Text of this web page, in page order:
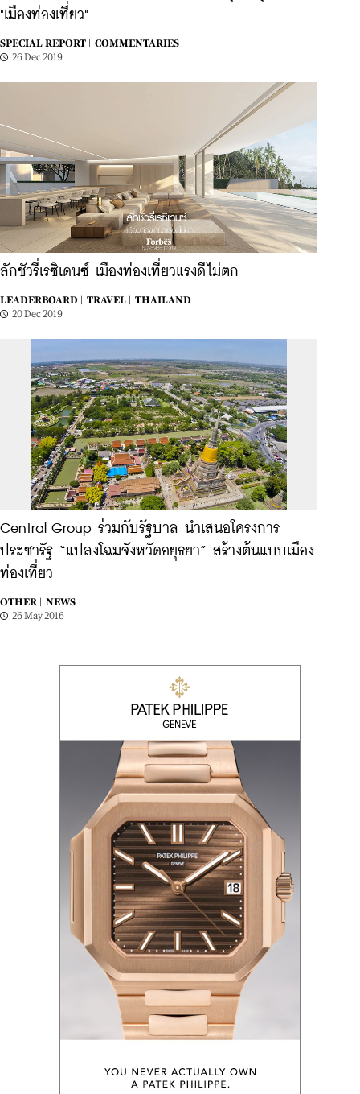
"เมืองท่องเที่ยว"
SPECIAL REPORT |
COMMENTARIES
26 Dec 2019
ลักชัวรี่เรซิเดนซ์ เมืองท่องเที่ยวแรงดีไม่ตก
LEADERBOARD | TRAVEL |
THAILAND
20 Dec 2019
Central Group ร่วมกับรัฐบาล นำเสนอโครงการ
ประชารัฐ “แปลงโฉมจังหวัดอยุธยา” สร้างต้นแบบเมือง
ท่องเที่ยว
OTHER |
NEWS
26 May 2016